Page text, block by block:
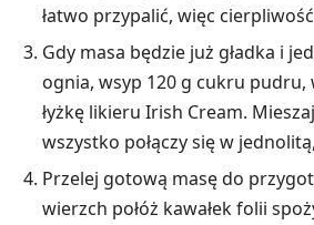
łatwo przypalić, więc
Gdy masa będzie już gładka i
ognia, wsyp 120 g cukru pudru,
łyżkę likieru Irish Cream.
wszystko połączy się w
Przelej gotową masę do
wierzch połóż kawałek folii